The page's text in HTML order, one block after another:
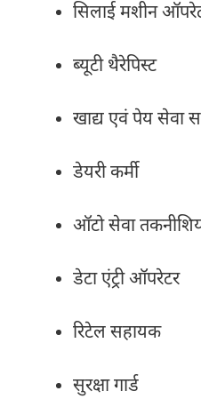
सिलाई मशीन
ब्यूटी थैरेपिस्ट
खाद्य एवं पेय सेवा
डेयरी कर्मी
ऑटो सेवा
डेटा एंट्री ऑपरेटर
रिटेल सहायक
सुरक्षा गार्ड